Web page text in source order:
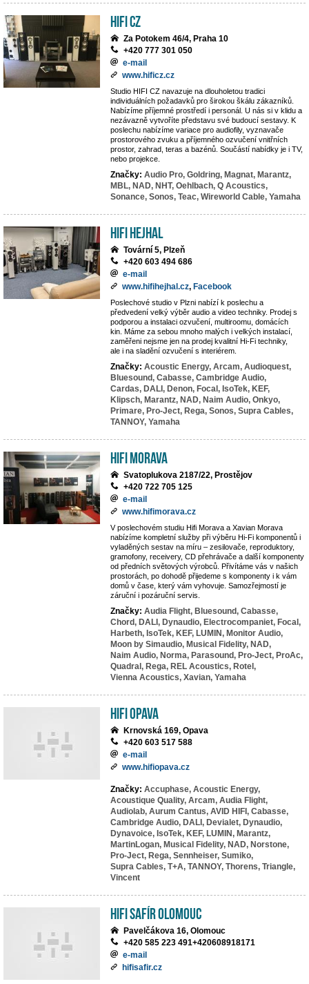
HIFI CZ
Za Potokem 46/4, Praha 10
+420 777 301 050
e-mail
www.hificz.cz
Studio HIFI CZ navazuje na dlouholetou tradici
individuálních požadavků pro širokou škálu zákazníků.
Nabízíme příjemné prostředí i personál. U nás si v klidu a
nezávazně vytvoříte představu své budoucí sestavy. K
poslechu nabízíme variace pro audiofily, vyznavače
prostorového zvuku a příjemného ozvučení vnitřních
prostor, zahrad, teras a bazénů. Součástí nabídky je i TV,
nebo projekce.
Značky: Audio Pro, Goldring, Magnat, Marantz,
MBL, NAD, NHT, Oehlbach, Q Acoustics,
Sonance, Sonos, Teac, Wireworld Cable, Yamaha
Hifi Hejhal
Tovární 5, Plzeň
+420 603 494 686
e-mail
www.hifihejhal.cz, Facebook
Poslechové studio v Plzni nabízí k poslechu a
předvedení velký výběr audio a video techniky. Prodej s
podporou a instalaci ozvučení, multiroomu, domácích
kin. Máme za sebou mnoho malých i velkých instalací,
zaměřeni nejsme jen na prodej kvalitní Hi-Fi techniky,
ale i na sladění ozvučení s interiérem.
Značky: Acoustic Energy, Arcam, Audioquest,
Bluesound, Cabasse, Cambridge Audio,
Cardas, DALI, Denon, Focal, IsoTek, KEF,
Klipsch, Marantz, NAD, Naim Audio, Onkyo,
Primare, Pro-Ject, Rega, Sonos, Supra Cables,
TANNOY, Yamaha
Hifi Morava
Svatoplukova 2187/22, Prostějov
+420 722 705 125
e-mail
www.hifimorava.cz
V poslechovém studiu Hifi Morava a Xavian Morava
nabízíme kompletní služby při výběru Hi-Fi komponentů i
vyladěných sestav na míru – zesilovače, reproduktory,
gramofony, receivery, CD přehrávače a další komponenty
od předních světových výrobců. Přivítáme vás v našich
prostorách, po dohodě přijedeme s komponenty i k vám
domů v čase, který vám vyhovuje. Samozřejmostí je
záruční i pozáruční servis.
Značky: Audia Flight, Bluesound, Cabasse,
Chord, DALI, Dynaudio, Electrocompaniet, Focal,
Harbeth, IsoTek, KEF, LUMIN, Monitor Audio,
Moon by Simaudio, Musical Fidelity, NAD,
Naim Audio, Norma, Parasound, Pro-Ject, ProAc,
Quadral, Rega, REL Acoustics, Rotel,
Vienna Acoustics, Xavian, Yamaha
HIFI Opava
Krnovská 169, Opava
+420 603 517 588
e-mail
www.hifiopava.cz
Značky: Accuphase, Acoustic Energy,
Acoustique Quality, Arcam, Audia Flight,
Audiolab, Aurum Cantus, AVID HIFI, Cabasse,
Cambridge Audio, DALI, Devialet, Dynaudio,
Dynavoice, IsoTek, KEF, LUMIN, Marantz,
MartinLogan, Musical Fidelity, NAD, Norstone,
Pro-Ject, Rega, Sennheiser, Sumiko,
Supra Cables, T+A, TANNOY, Thorens, Triangle,
Vincent
HiFi Safír Olomouc
Pavelčákova 16, Olomouc
+420 585 223 491+420608918171
e-mail
hifisafir.cz